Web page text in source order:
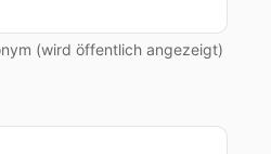
(wird öffentlich angezeigt)